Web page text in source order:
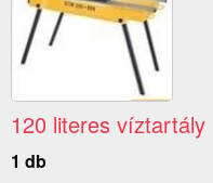
120 literes víztartály
1 db